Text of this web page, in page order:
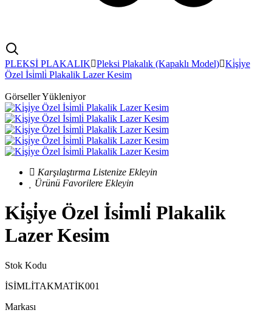
PLEKSİ PLAKALIK Pleksi Plakalık (Kapaklı Model) Ki̇şi̇ye
Özel İsi̇mli̇ Plakalik Lazer Kesim
Görseller Yükleniyor
Karşılaştırma Listenize Ekleyin
Ürünü Favorilere Ekleyin
Ki̇şi̇ye Özel İsi̇mli̇ Plakalik
Lazer Kesim
Stok Kodu
İSİMLİTAKMATİK001
Markası